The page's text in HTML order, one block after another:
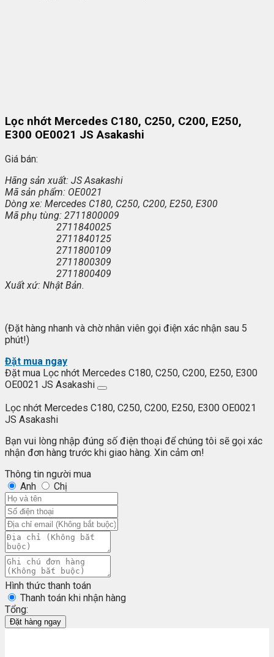
Lọc nhớt Mercedes C180, C250, C200, E250,
E300 OE0021 JS Asakashi
Giá bán:
Hãng sản xuất: JS Asakashi
Mã sản phẩm: OE0021
Dòng xe: Mercedes C180, C250, C200, E250, E300
Mã phụ tùng: 2711800009
2711840025
2711840125
2711800109
2711800309
2711800409
Xuất xứ: Nhật Bản.
(Đặt hàng nhanh và chờ nhân viên gọi điện xác nhận sau 5
phút!)
Đặt mua ngay
Đặt mua Lọc nhớt Mercedes C180, C250, C200, E250, E300
OE0021 JS Asakashi
Lọc nhớt Mercedes C180, C250, C200, E250, E300 OE0021
JS Asakashi
Bạn vui lòng nhập đúng số điện thoại để chúng tôi sẽ gọi xác
nhận đơn hàng trước khi giao hàng. Xin cảm ơn!
Thông tin người mua
Anh
Chị
Hình thức thanh toán
Thanh toán khi nhận hàng
Tổng:
Đặt hàng ngay